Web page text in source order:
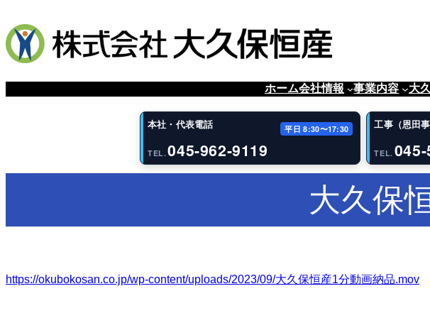
容
を
ス
プ
ホーム会社情報 事業内容 大
本社・代表電話 平日 8:30〜17:30
TEL.045-962-9119
工事（恩田事
TEL.
大久保
https://okubokosan.co.jp/wp-content/uploads/2023/09/大久保恒産1分動画納品.mov